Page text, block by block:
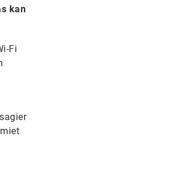
kan
Fi